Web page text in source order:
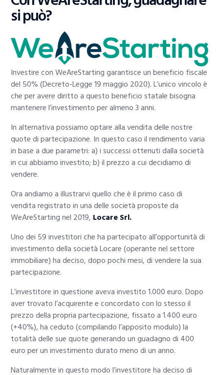
si può?
Investire con WeAreStarting garantisce un beneficio fiscale
del 50% (Decreto-Legge 19 maggio 2020). L’unico vincolo è
che per avere diritto a questo beneficio statale bisogna
mantenere l’investimento per almeno 3 anni.
In alternativa possiamo optare alla vendita delle nostre
quote di partecipazione. In questo caso il rendimento varia
in base a due parametri: a) i successi ottenuti dalla società
in cui abbiamo investito; b) il prezzo a cui decidiamo di
vendere.
Ora andiamo a illustrarvi quello che è il primo caso di
vendita registrato in una delle società proposte da
WeAreStarting nel 2019, Locare Srl.
Uno dei 59 investitori che ha partecipato all’opportunità di
investimento della società Locare (operante nel settore
immobiliare) ha deciso, dopo pochi mesi, di vendere la sua
partecipazione.
L’investitore in questione aveva investito 1.000 euro. Dopo
aver trovato l’acquirente e concordato con lo stesso il
prezzo della propria partecipazione, fissato a 1.400 euro
(+40%), ha ceduto (compilando l’apposito modulo) la
totalità delle sue quote generando un guadagno di 400
euro per un investimento durato meno di un anno.
Naturalmente in questo modo l’investitore ha deciso di